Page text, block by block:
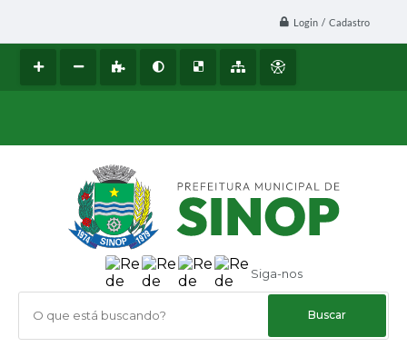
Login / Cadastro
Siga-nos
O que está buscando?